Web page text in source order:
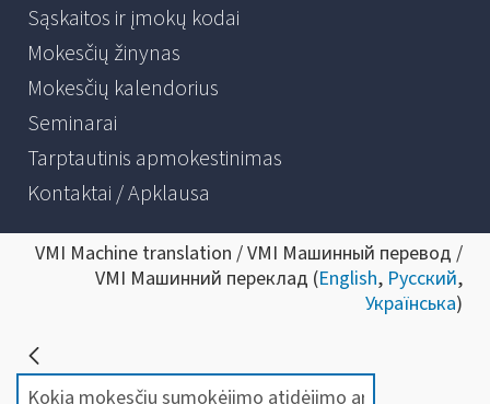
Sąskaitos ir įmokų kodai
Mokesčių žinynas
Mokesčių kalendorius
Seminarai
Tarptautinis apmokestinimas
Kontaktai / Apklausa
VMI Machine translation / VMI Машинный перевод /
VMI Машинний переклад (English, Русский,
Українська)